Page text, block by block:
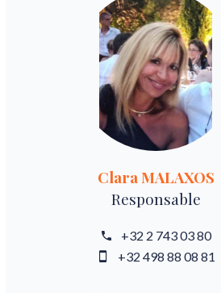
Clara MALAXOS
Responsable
+32 2 743 03 80
+32 498 88 08 81